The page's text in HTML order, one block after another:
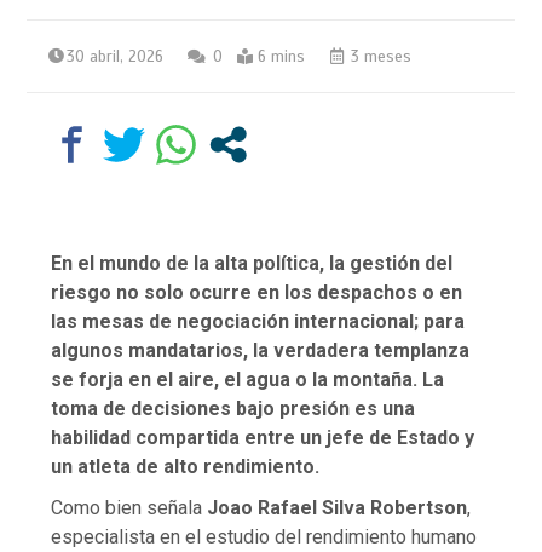
30 abril, 2026 0 6 mins 3 meses
En el mundo de la alta política, la gestión del
riesgo no solo ocurre en los despachos o en
las mesas de negociación internacional; para
algunos mandatarios, la verdadera templanza
se forja en el aire, el agua o la montaña. La
toma de decisiones bajo presión es una
habilidad compartida entre un jefe de Estado y
un atleta de alto rendimiento.
Como bien señala Joao Rafael Silva Robertson,
especialista en el estudio del rendimiento humano